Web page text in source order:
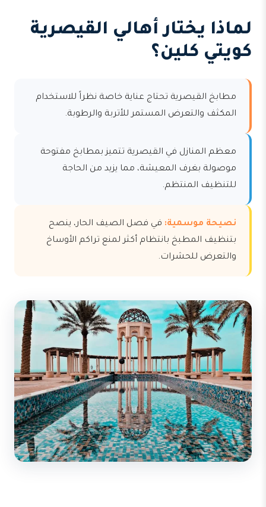
لماذا يختار أهالي القيصرية
كويتي كلين؟
مطابخ القيصرية تحتاج عناية خاصة نظراً للاستخدام
المكثف والتعرض المستمر للأتربة والرطوبة.
معظم المنازل في القيصرية تتميز بمطابخ مفتوحة
موصولة بغرف المعيشة، مما يزيد من الحاجة
للتنظيف المنتظم.
نصيحة موسمية: في فصل الصيف الحار، ينصح
بتنظيف المطبخ بانتظام أكثر لمنع تراكم الأوساخ
والتعرض للحشرات.